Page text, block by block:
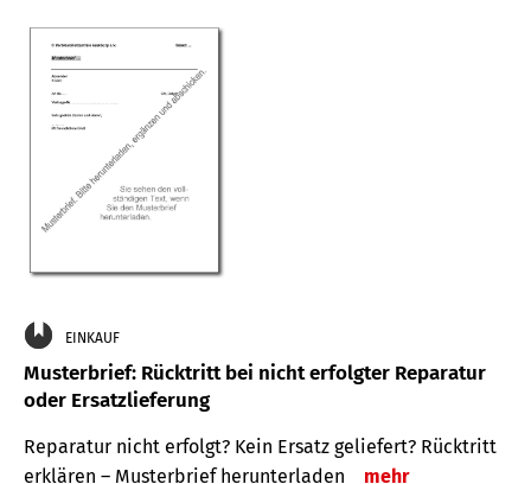
EINKAUF
Musterbrief: Rücktritt bei nicht erfolgter Reparatur
oder Ersatzlieferung
Reparatur nicht erfolgt? Kein Ersatz geliefert? Rücktritt
erklären – Musterbrief herunterladen
mehr